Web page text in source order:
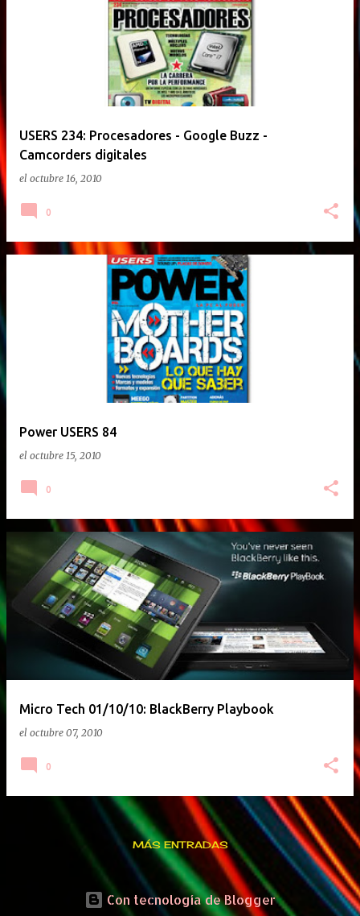
USERS 234: Procesadores - Google Buzz -
Camcorders digitales
el octubre 16, 2010
0
Power USERS 84
el octubre 15, 2010
0
Micro Tech 01/10/10: BlackBerry Playbook
el octubre 07, 2010
0
MÁS ENTRADAS
Con tecnología de Blogger